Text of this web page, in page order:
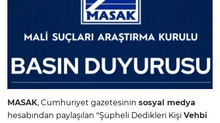
MASAK, Cumhuriyet gazetesinin sosyal medya
hesabından paylaşılan "Şüpheli Dedikleri Kişi Vehbi